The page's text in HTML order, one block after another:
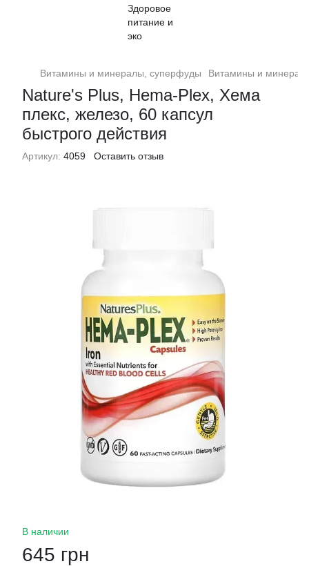
Витамины и минералы, суперфуды Витамины и
Nature's Plus, Hema-Plex, Хема
плекс, железо, 60 капсул
быстрого действия
Артикул: 4059 Оставить отзыв
В наличии
645 грн